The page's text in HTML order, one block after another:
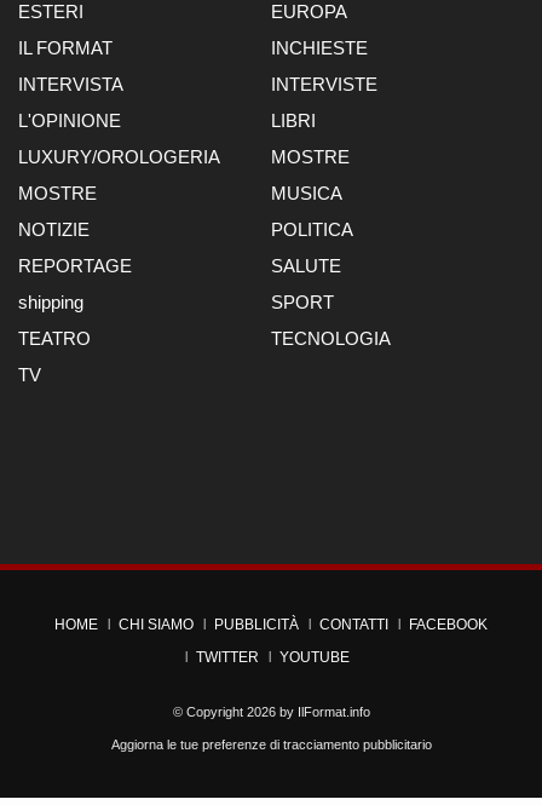
ESTERI
EUROPA
IL FORMAT
INCHIESTE
INTERVISTA
INTERVISTE
L'OPINIONE
LIBRI
LUXURY/OROLOGERIA
MOSTRE
MOSTRE
MUSICA
NOTIZIE
POLITICA
REPORTAGE
SALUTE
shipping
SPORT
TEATRO
TECNOLOGIA
TV
HOME CHI SIAMO PUBBLICITÀ CONTATTI
FACEBOOK
TWITTER
YOUTUBE
© Copyright 2026 by IlFormat.info
Aggiorna le tue preferenze di tracciamento pubblicitario